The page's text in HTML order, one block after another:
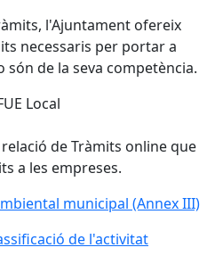
l'Ajuntament ofereix
necessaris per portar a
de la seva competència.
Local
de Tràmits online que
a les empreses.
municipal (Annex III)
de l'activitat